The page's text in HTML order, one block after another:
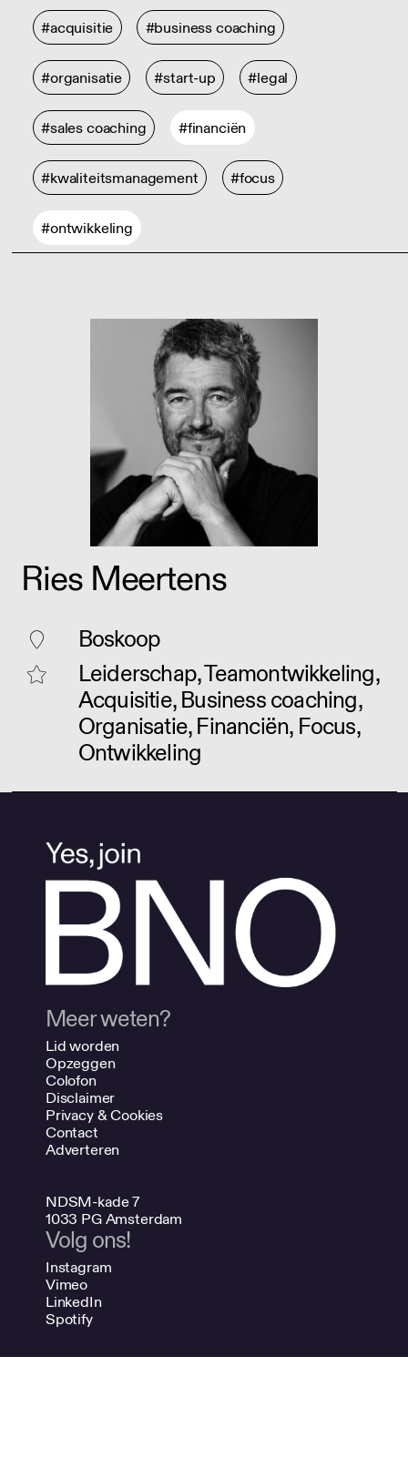
#acquisitie #business coaching
#organisatie #start-up #legal
#sales coaching #financiën
#kwaliteitsmanagement #focus
#ontwikkeling
Ries Meertens
Boskoop
Leiderschap, Teamontwikkeling,
Acquisitie, Business coaching,
Organisatie, Financiën, Focus,
Ontwikkeling
Meer weten?
Lid worden
Opzeggen
Colofon
Disclaimer
Privacy & Cookies
Contact
Adverteren
NDSM-kade 7
1033 PG Amsterdam
Volg ons!
Instagram
Vimeo
LinkedIn
Spotify